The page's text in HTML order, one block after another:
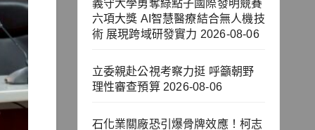
義守大學勇奪綠點子國際發明競賽
六項大獎 AI智慧醫療結合無人機技
術 展現跨域研發實力 2026-08-06
立委親赴公視考察力挺 呼籲朝野
理性審查預算 2026-08-06
石化業關廠恐引爆骨牌效應！柯志